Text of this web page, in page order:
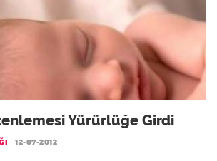
Yürürlüğe Girdi
12-07-2012